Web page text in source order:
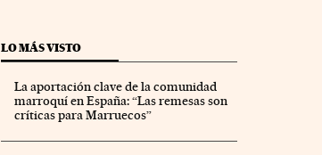
LO MÁS VISTO
La aportación clave de la comunidad
marroquí en España: “Las remesas son
críticas para Marruecos”